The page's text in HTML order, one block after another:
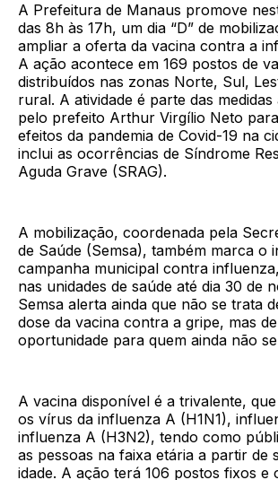
A Prefeitura de Manaus promove
das 8h às 17h, um dia “D” de
ampliar a oferta da vacina contra a
A ação acontece em 169 postos de
distribuídos nas zonas Norte, Sul,
rural. A atividade é parte das medidas
pelo prefeito Arthur Virgílio Neto
efeitos da pandemia de Covid-19 na
inclui as ocorrências de Síndrome
Aguda Grave (SRAG).
A mobilização, coordenada pela
de Saúde (Semsa), também marca o
campanha municipal contra
nas unidades de saúde até dia 30 de
Semsa alerta ainda que não se trata
dose da vacina contra a gripe, mas
oportunidade para quem ainda não
A vacina disponível é a trivalente,
os vírus da influenza A (H1N1),
influenza A (H3N2), tendo como
as pessoas na faixa etária a partir de
idade. A ação terá 106 postos fixos e